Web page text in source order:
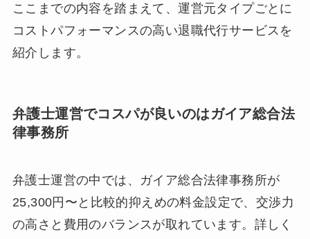
ここまでの内容を踏まえて、運営元タイプごとに
コストパフォーマンスの高い退職代行サービスを
紹介します。
弁護士運営でコスパが良いのはガイア総合法
律事務所
弁護士運営の中では、ガイア総合法律事務所が
25,300円〜と比較的抑えめの料金設定で、交渉力
の高さと費用のバランスが取れています。詳しく